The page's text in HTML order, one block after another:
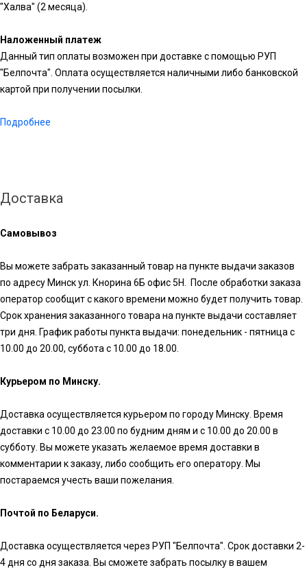
"Халва" (2 месяца).
Наложенный платеж
Данный тип оплаты возможен при доставке с помощью РУП
"Белпочта". Оплата осуществляется наличными либо банковской
картой при получении посылки.
Подробнее
Доставка
Самовывоз
Вы можете забрать заказанный товар на пункте выдачи заказов
по адресу Минск ул. Кнорина 6Б офис 5Н. После обработки заказа
оператор сообщит с какого времени можно будет получить товар.
Срок хранения заказанного товара на пункте выдачи составляет
три дня. График работы пункта выдачи: понедельник - пятница с
10.00 до 20.00, суббота с 10.00 до 18.00.
Курьером по Минску.
Доставка осуществляется курьером по городу Минску. Время
доставки с 10.00 до 23.00 по будним дням и с 10.00 до 20.00 в
субботу. Вы можете указать желаемое время доставки в
комментарии к заказу, либо сообщить его оператору. Мы
постараемся учесть ваши пожелания.
Почтой по Беларуси.
Доставка осуществляется через РУП "Белпочта". Срок доставки 2-
4 дня со дня заказа. Вы сможете забрать посылку в вашем